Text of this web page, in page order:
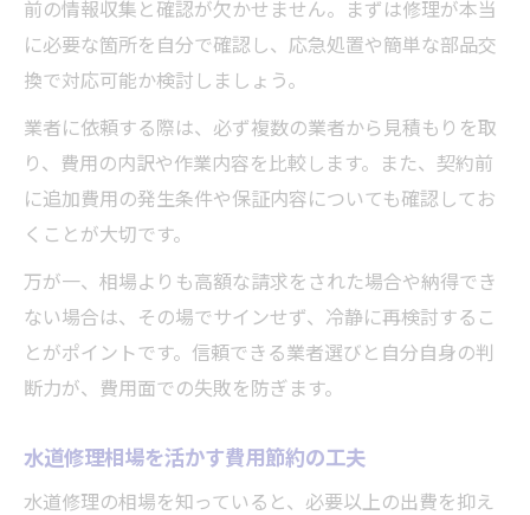
前の情報収集と確認が欠かせません。まずは修理が本当
に必要な箇所を自分で確認し、応急処置や簡単な部品交
換で対応可能か検討しましょう。
業者に依頼する際は、必ず複数の業者から見積もりを取
り、費用の内訳や作業内容を比較します。また、契約前
に追加費用の発生条件や保証内容についても確認してお
くことが大切です。
万が一、相場よりも高額な請求をされた場合や納得でき
ない場合は、その場でサインせず、冷静に再検討するこ
とがポイントです。信頼できる業者選びと自分自身の判
断力が、費用面での失敗を防ぎます。
水道修理相場を活かす費用節約の工夫
水道修理の相場を知っていると、必要以上の出費を抑え